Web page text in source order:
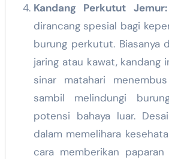
Kandang Perkutut Jemur:
dirancang spesial bagi
burung perkutut. Biasanya
jaring atau kawat, kandang
sinar matahari
sambil melindungi
potensi bahaya luar.
dalam memelihara
cara memberikan paparan